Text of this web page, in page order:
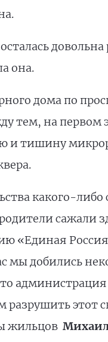
она.
дома по
тем, на первом
и тишину
какого-
сажали
«Единая
мы добились
этот
жильцов Михаил